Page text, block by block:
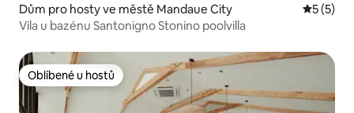
Dům pro hosty ve městě Mandaue City
5 (5)
Vila u bazénu Santonigno Stonino poolvilla
Oblíbené u hostů
Oblíbené u hostů